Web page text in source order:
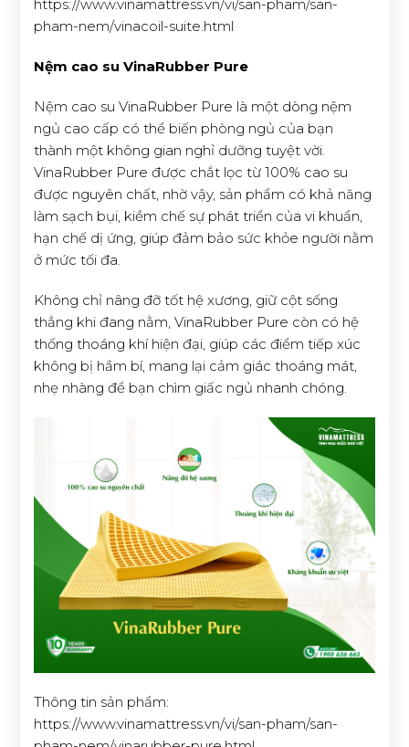
https://www.vinamattress.vn/vi/san-pham/san-
pham-nem/vinacoil-suite.html
Nệm cao su VinaRubber Pure
Nệm cao su VinaRubber Pure là một dòng nệm
ngủ cao cấp có thể biến phòng ngủ của bạn
thành một không gian nghỉ dưỡng tuyệt vời.
VinaRubber Pure được chắt lọc từ 100% cao su
được nguyên chất, nhờ vậy, sản phẩm có khả năng
làm sạch bụi, kiềm chế sự phát triển của vi khuẩn,
hạn chế dị ứng, giúp đảm bảo sức khỏe người nằm
ở mức tối đa.
Không chỉ nâng đỡ tốt hệ xương, giữ cột sống
thẳng khi đang nằm, VinaRubber Pure còn có hệ
thống thoáng khí hiện đại, giúp các điểm tiếp xúc
không bị hầm bí, mang lại cảm giác thoáng mát,
nhẹ nhàng để bạn chìm giấc ngủ nhanh chóng.
Thông tin sản phẩm:
https://www.vinamattress.vn/vi/san-pham/san-